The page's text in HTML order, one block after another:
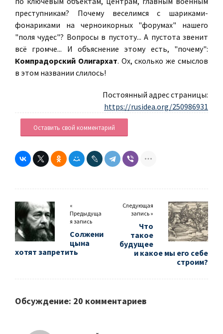
преступникам? Почему веселимся с шариками-
фонариками на черноикорных "форумах" нашего
"поля чудес"? Вопросы в пустоту... А пустота звенит
всё громче... И объяснение этому есть, "почему":
Компрадорский Олигархат. Ох, сколько же смыслов
в этом названии слилось!
Постоянный адрес страницы:
https://rusidea.org/250986931
Оставить свой комментарий
«
Предыдуща
я запись
Солжени
цына
хотят запретить
Следующая
запись »
Что
такое
будущее
и какое мы его себе
строим?
Обсуждение: 20 комментариев